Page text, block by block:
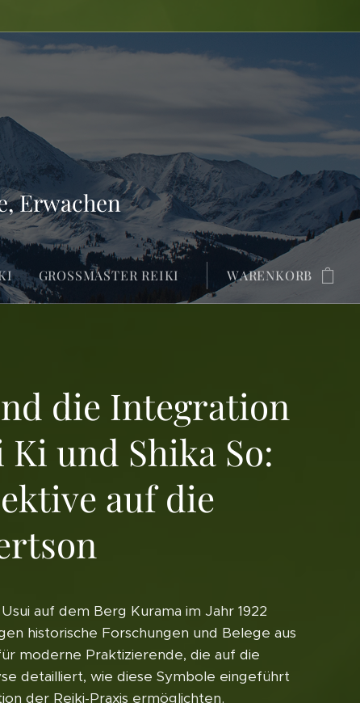
Erwachen
GROSSMASTER REIKI WARENKORB
die Integration
und Shika So:
auf die
auf dem Berg Kurama im Jahr 1922
historische Forschungen und Belege aus
moderne Praktizierende, die auf die
detailliert, wie diese Symbole eingeführt
der Reiki-Praxis ermöglichten.